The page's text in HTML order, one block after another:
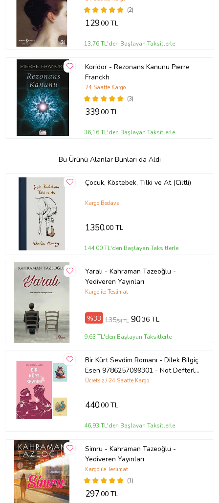
(2)
129,00 TL
13,76 TL'den Başlayan Taksitlerle
Koridor - Rezonans Kanunu Pıerre
Franckh
(3)
24 Saatte Kargo
339,00 TL
36,16 TL'den Başlayan Taksitlerle
Bu Ürünü Alanlar Bunları da Aldı
Çocuk, Köstebek, Tilki ve At (Ciltli)
Kargo Bedava
1350,00 TL
144,00 TL'den Başlayan Taksitlerle
Yaralı - Kahraman Tazeoğlu -
Yediveren Yayınları
Kargo ile Teslimat
%33 135,54 TL 90,36 TL
9,63 TL'den Başlayan Taksitlerle
Bir Kürt Sevdim Romanı - Dilek Bilgiç
Esen 9786257099301 - Not Defterli
Seti (Renksiz)
Ücretsiz / 24 Saatte Kargo
440,00 TL
46,93 TL'den Başlayan Taksitlerle
Simru - Kahraman Tazeoğlu -
Yediveren Yayınları
(1)
Kargo ile Teslimat
297,00 TL